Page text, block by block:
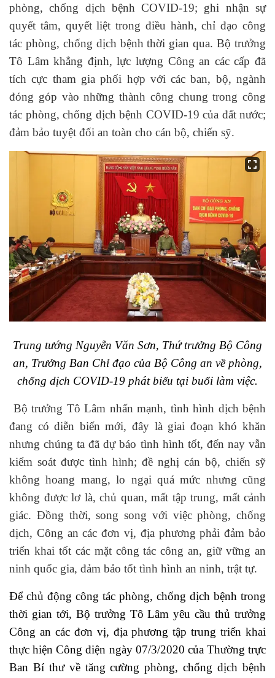
phòng, chống dịch bệnh COVID-19; ghi nhận sự
quyết tâm, quyết liệt trong điều hành, chỉ đạo công
tác phòng, chống dịch bệnh thời gian qua. Bộ trưởng
Tô Lâm khẳng định, lực lượng Công an các cấp đã
tích cực tham gia phối hợp với các ban, bộ, ngành
đóng góp vào những thành công chung trong công
tác phòng, chống dịch bệnh COVID-19 của đất nước;
đảm bảo tuyệt đối an toàn cho cán bộ, chiến sỹ.
Trung tướng Nguyễn Văn Sơn, Thứ trưởng Bộ Công
an, Trưởng Ban Chỉ đạo của Bộ Công an về phòng,
chống dịch COVID-19 phát biểu tại buổi làm việc.
Bộ trưởng Tô Lâm nhấn mạnh, tình hình dịch bệnh
đang có diễn biến mới, đây là giai đoạn khó khăn
nhưng chúng ta đã dự báo tình hình tốt, đến nay vẫn
kiểm soát được tình hình; đề nghị cán bộ, chiến sỹ
không hoang mang, lo ngại quá mức nhưng cũng
không được lơ là, chủ quan, mất tập trung, mất cảnh
giác. Đồng thời, song song với việc phòng, chống
dịch, Công an các đơn vị, địa phương phải đảm bảo
triển khai tốt các mặt công tác công an, giữ vững an
ninh quốc gia, đảm bảo tốt tình hình an ninh, trật tự.
Để chủ động công tác phòng, chống dịch bệnh trong
thời gian tới, Bộ trưởng Tô Lâm yêu cầu thủ trưởng
Công an các đơn vị, địa phương tập trung triển khai
thực hiện Công điện ngày 07/3/2020 của Thường trực
Ban Bí thư về tăng cường phòng, chống dịch bệnh